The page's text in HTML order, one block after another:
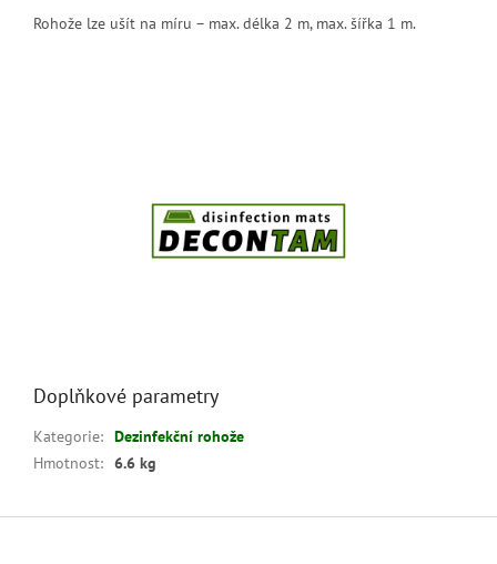
Rohože lze ušít na míru – max. délka 2 m, max. šířka 1 m.
Doplňkové parametry
Kategorie: Dezinfekční rohože
Hmotnost: 6.6 kg
Z